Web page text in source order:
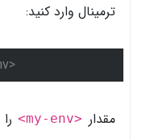
ترمینال وارد کنید:
مقدار <my-env>را